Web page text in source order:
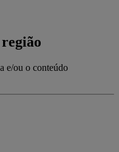
e/ou o conteúdo